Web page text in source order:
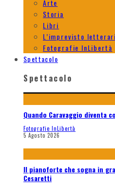
Arte
Storia
Libri
L’imprevisto
Fotografie InLibertà
Spettacolo
Spettacolo
Quando Caravaggio diventa
Fotografie InLibertà
5 Agosto 2026
Il pianoforte che sogna in
Cesaretti